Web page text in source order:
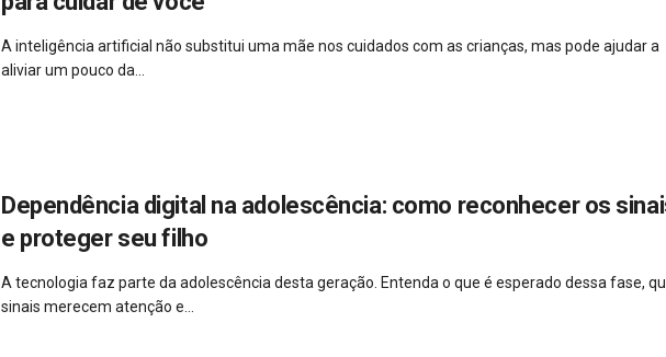
A inteligência artificial não substitui uma mãe nos cuidados com as crianças, mas pode ajudar a
aliviar um pouco da...
Dependência digital na adolescência: como reconhecer os
e proteger seu filho
A tecnologia faz parte da adolescência desta geração. Entenda o que é esperado dessa fase,
sinais merecem atenção e...